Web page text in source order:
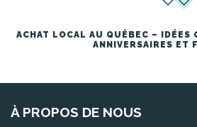
ACHAT LOCAL AU QUÉBEC – IDÉES
ANNIVERSAIRES ET
À PROPOS DE NOUS